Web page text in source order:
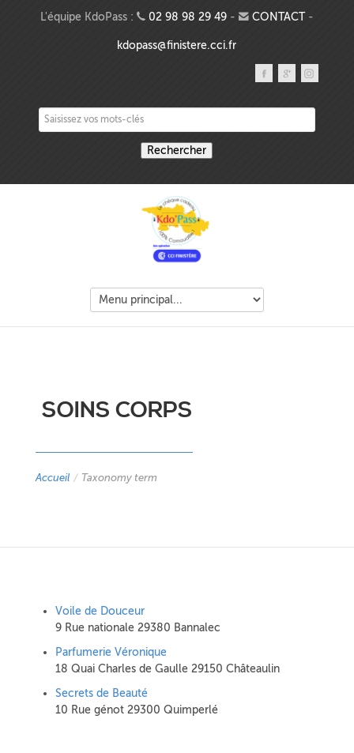
Aller au contenu principal
L'équipe KdoPass : 02 98 98 29 49- CONTACT-
kdopass@finistere.cci.fr
Saisissez vos mots-clés
SOINS CORPS
Accueil / Taxonomy term
Voile de Douceur
9 Rue nationale 29380 Bannalec
Parfumerie Véronique
18 Quai Charles de Gaulle 29150 Châteaulin
Secrets de Beauté
10 Rue génot 29300 Quimperlé